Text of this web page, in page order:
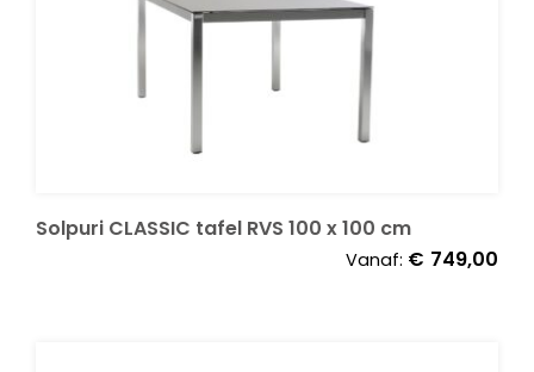
Solpuri CLASSIC tafel RVS 100 x 100 cm
Vanaf: € 749,00